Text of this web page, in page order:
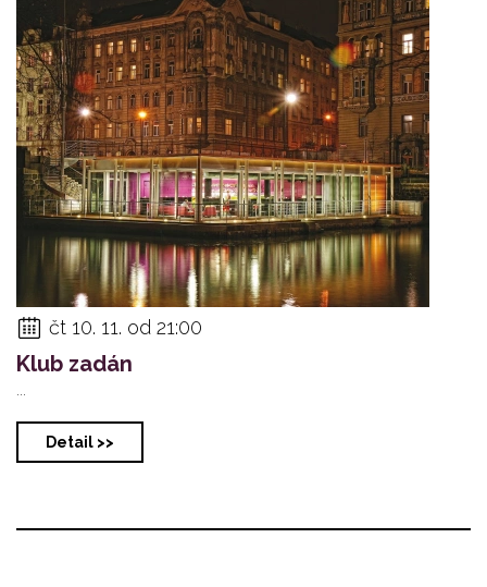
čt 10. 11. od 21:00
Klub zadán
Detail >>